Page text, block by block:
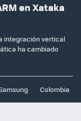
en Xataka
integración vertical
ha cambiado
Colombia